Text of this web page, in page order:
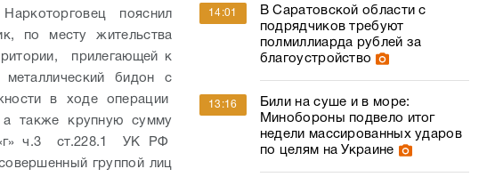
пояснил
по месту жительства
прилегающей к
бидон с
в ходе операции
а также крупную сумму
«г» ч.3 ст.228.1 УК РФ
группой лиц
14:01
В Саратовской области с
подрядчиков требуют
полмиллиарда рублей за
благоустройство
13:16
Били на суше и в море:
Минобороны подвело итог
недели массированных ударов
по целям на Украине